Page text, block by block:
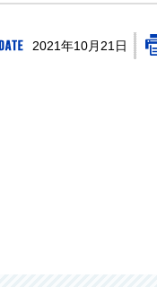
2021年10月21日